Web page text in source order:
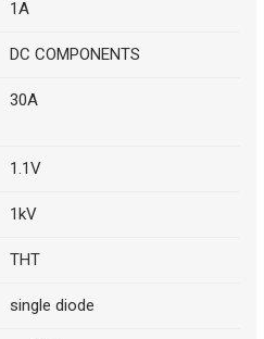
1A
DC COMPONENTS
30A
1.1V
1kV
THT
single diode